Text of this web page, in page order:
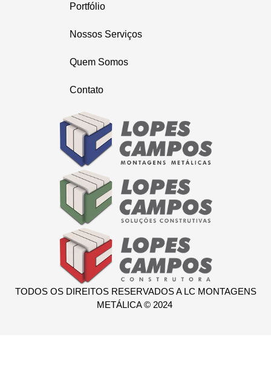
TODOS OS DIREITOS RESERVADOS A LC MONTAGENS
METÁLICA © 2024
Portfólio
Nossos Serviços
Quem Somos
Contato